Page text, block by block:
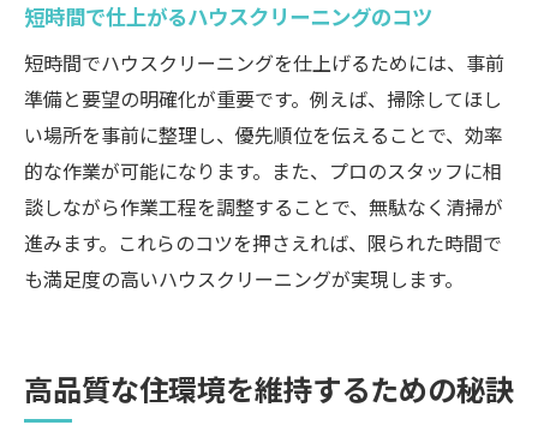
短時間で仕上がるハウスクリーニングのコツ
短時間でハウスクリーニングを仕上げるためには、事前
準備と要望の明確化が重要です。例えば、掃除してほし
い場所を事前に整理し、優先順位を伝えることで、効率
的な作業が可能になります。また、プロのスタッフに相
談しながら作業工程を調整することで、無駄なく清掃が
進みます。これらのコツを押さえれば、限られた時間で
も満足度の高いハウスクリーニングが実現します。
高品質な住環境を維持するための秘訣